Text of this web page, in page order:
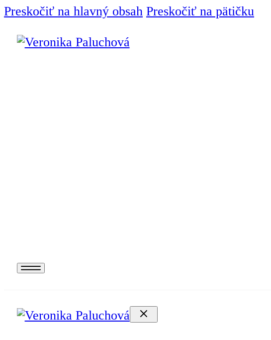
Preskočiť na hlavný obsah Preskočiť na pätičku